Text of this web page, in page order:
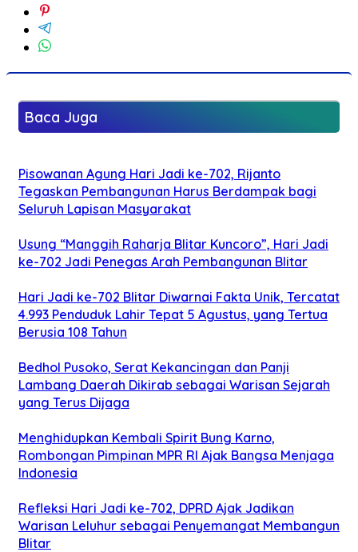
Baca Juga
Pisowanan Agung Hari Jadi ke-702, Rijanto
Tegaskan Pembangunan Harus Berdampak bagi
Seluruh Lapisan Masyarakat
Usung “Manggih Raharja Blitar Kuncoro”, Hari Jadi
ke-702 Jadi Penegas Arah Pembangunan Blitar
Hari Jadi ke-702 Blitar Diwarnai Fakta Unik, Tercatat
4.993 Penduduk Lahir Tepat 5 Agustus, yang Tertua
Berusia 108 Tahun
Bedhol Pusoko, Serat Kekancingan dan Panji
Lambang Daerah Dikirab sebagai Warisan Sejarah
yang Terus Dijaga
Menghidupkan Kembali Spirit Bung Karno,
Rombongan Pimpinan MPR RI Ajak Bangsa Menjaga
Indonesia
Refleksi Hari Jadi ke-702, DPRD Ajak Jadikan
Warisan Leluhur sebagai Penyemangat Membangun
Blitar